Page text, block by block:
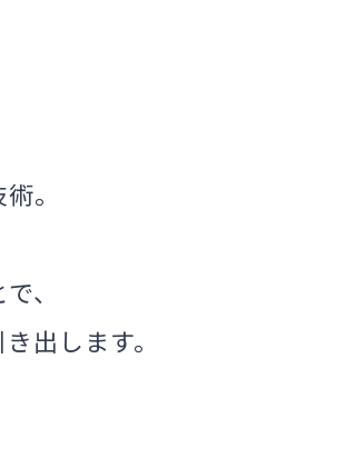
。
、
出します。